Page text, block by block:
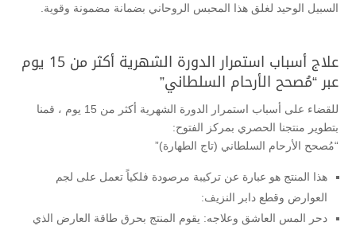
السبيل الوحيد لغلق هذا المحبس الروحاني بضمانة مضمونة وقوية.
علاج أسباب استمرار الدورة الشهرية أكثر من 15 يوم
عبر “مُصحح الأرحام السلطاني”
للقضاء على أسباب استمرار الدورة الشهرية أكثر من 15 يوم ، قمنا
بتطوير منتجنا الحصري بمركز الفتوح:
“مُصحح الأرحام السلطاني (تاج الطهارة)”
هذا المنتج هو عبارة عن تركيبة مرصودة فلكياً تعمل على لجم
العوارض وقطع دابر النزيف:
دحر المس العاشق وعلاجه: يقوم المنتج بحرق طاقة العارض الذي